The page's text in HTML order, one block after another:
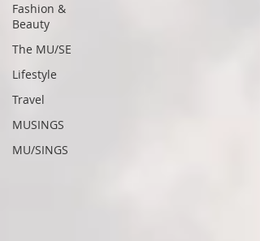
Fashion &
Beauty
The MU/SE
Lifestyle
Travel
MUSINGS
MU/SINGS